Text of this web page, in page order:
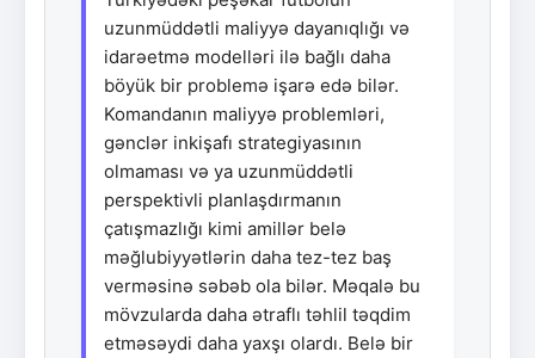
uzunmüddətli maliyyə dayanıqlığı və
idarəetmə modelləri ilə bağlı daha
böyük bir problemə işarə edə bilər.
Komandanın maliyyə problemləri,
gənclər inkişafı strategiyasının
olmaması və ya uzunmüddətli
perspektivli planlaşdırmanın
çatışmazlığı kimi amillər belə
məğlubiyyətlərin daha tez-tez baş
verməsinə səbəb ola bilər. Məqalə bu
mövzularda daha ətraflı təhlil təqdim
etməsəydi daha yaxşı olardı. Belə bir